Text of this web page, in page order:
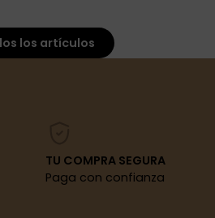
los artículos
TU COMPRA SEGURA
Paga con confianza